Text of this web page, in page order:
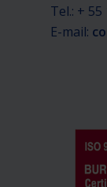
Tel.: +
E-mail: